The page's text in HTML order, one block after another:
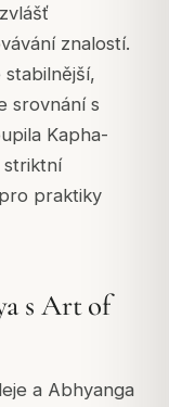
znalostí.
srovnání s
Kapha-
striktní
praktiky
s Art of
a Abhyanga